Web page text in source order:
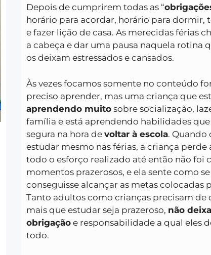
Depois de cumprirem todas as “
horário para acordar, horário para dormir,
e fazer lição de casa. As merecidas férias
a cabeça e dar uma pausa naquela rotina
os deixam estressados e cansados.
Às vezes focamos somente no conteúdo
preciso aprender, mas uma criança que
aprendendo muito sobre socialização,
família e está aprendendo habilidades
segura na hora de voltar à escola. Quando
estudar mesmo nas férias, a criança perde
todo o esforço realizado até então não foi
momentos prazerosos, e ela sente como
conseguisse alcançar as metas colocadas
Tanto adultos como crianças precisam de
mais que estudar seja prazeroso, não
obrigação e responsabilidade a qual eles
todo.